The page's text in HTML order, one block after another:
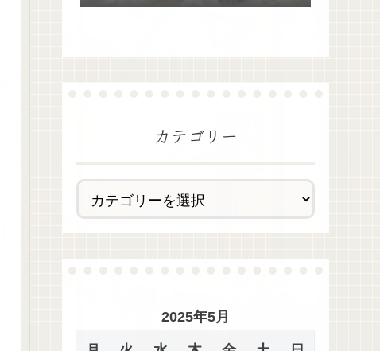
去最多全28種類が絶品過ぎた！
カテゴリー
2025年5月